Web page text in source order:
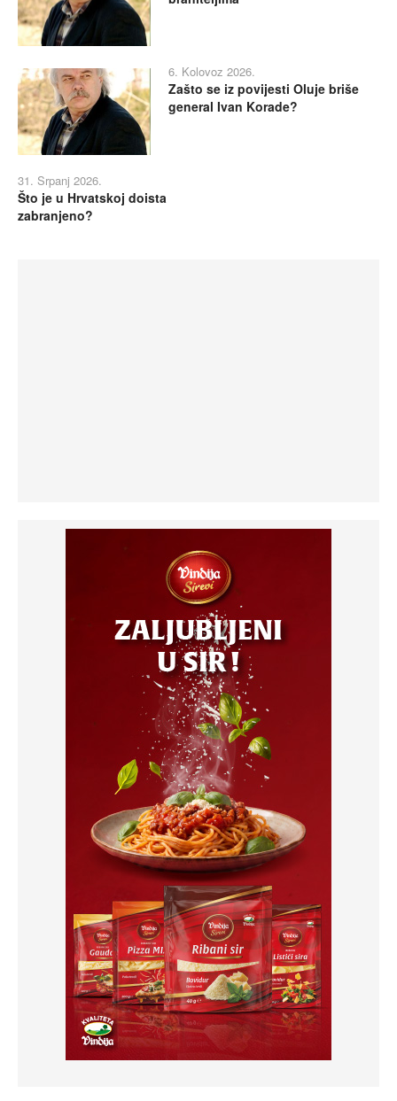
6. Kolovoz 2026.
Zašto se iz povijesti Oluje briše
general Ivan Korade?
31. Srpanj 2026.
Što je u Hrvatskoj doista
zabranjeno?